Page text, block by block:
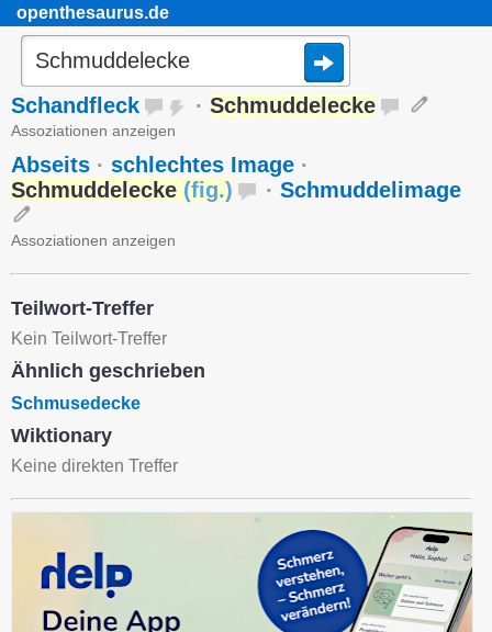
openthesaurus.de
Schandfleck · Schmuddelecke
Assoziationen anzeigen
Abseits · schlechtes Image ·
Schmuddelecke (fig.) · Schmuddelimage
Assoziationen anzeigen
Teilwort-Treffer
Kein Teilwort-Treffer
Ähnlich geschrieben
Schmusedecke
Wiktionary
Keine direkten Treffer